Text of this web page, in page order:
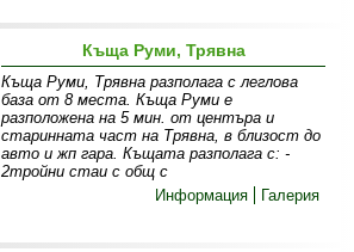
Къща Руми, Трявна
Къща Руми, Трявна разполага с леглова
база от 8 места. Къща Руми е
разположена на 5 мин. от центъра и
старинната част на Трявна, в близост до
авто и жп гара. Къщата разполага с: -
2тройни стаи с общ с
Информация
Галерия